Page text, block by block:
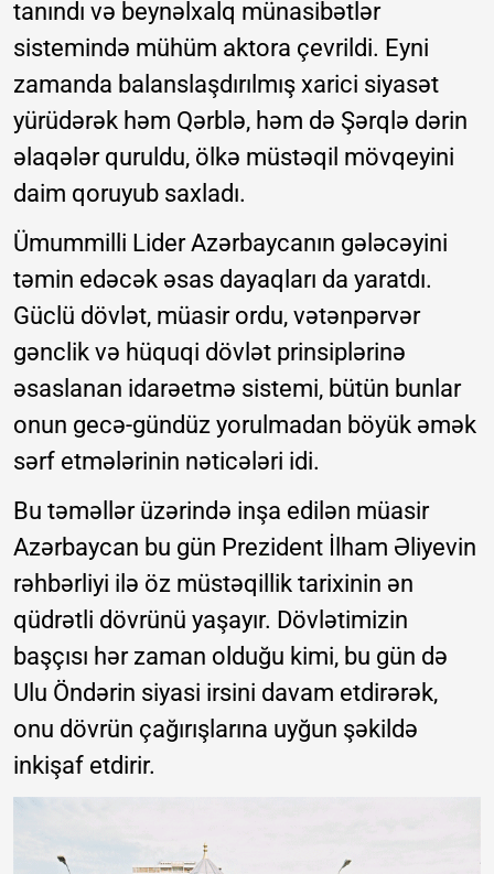
tanındı və beynəlxalq münasibətlər
sistemində mühüm aktora çevrildi. Eyni
zamanda balanslaşdırılmış xarici siyasət
yürüdərək həm Qərblə, həm də Şərqlə dərin
əlaqələr quruldu, ölkə müstəqil mövqeyini
daim qoruyub saxladı.
Ümummilli Lider Azərbaycanın gələcəyini
təmin edəcək əsas dayaqları da yaratdı.
Güclü dövlət, müasir ordu, vətənpərvər
gənclik və hüquqi dövlət prinsiplərinə
əsaslanan idarəetmə sistemi, bütün bunlar
onun gecə-gündüz yorulmadan böyük əmək
sərf etmələrinin nəticələri idi.
Bu təməllər üzərində inşa edilən müasir
Azərbaycan bu gün Prezident İlham Əliyevin
rəhbərliyi ilə öz müstəqillik tarixinin ən
qüdrətli dövrünü yaşayır. Dövlətimizin
başçısı hər zaman olduğu kimi, bu gün də
Ulu Öndərin siyasi irsini davam etdirərək,
onu dövrün çağırışlarına uyğun şəkildə
inkişaf etdirir.